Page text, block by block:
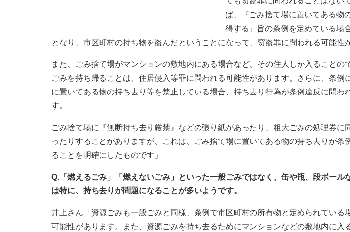
ば、『ごみ捨て場に置いてある物
得する』旨の条例を定めている場
となり、市区町村の持ち物を盗んだということになって、窃盗罪に問われる可能性
また、ごみ捨て場がマンションの敷地内にある場合など、その住人しか入ることの
ごみを持ち帰ることは、住居侵入等罪に問われる可能性があります。さらに、条例
に置いてある物の持ち去り等を禁止している場合、持ち去り行為が条例違反に問わ
す。
ごみ捨て場に『無断持ち去り厳禁』などの張り紙があったり、粗大ごみの処理券に
ったりすることがありますが、これは、ごみ捨て場に置いてある物の持ち去りが条
ることを明確にしたものです」
Q.「燃えるごみ」「燃えないごみ」といった一般ごみではなく、缶や瓶、段ボール
は特に、持ち去りが問題になることが多いようです。
井上さん「資源ごみも一般ごみと同様、条例で市区町村の所有物と定められている
可能性があります。また、資源ごみを持ち去るためにマンションなどの敷地内に入